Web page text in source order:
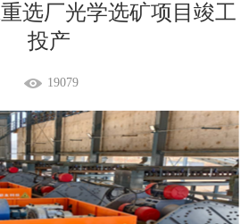
选厂光学选矿项目竣工
投产
19079